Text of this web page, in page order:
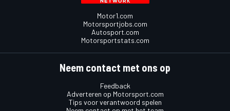
Motor1.com
Motorsportjobs.com
Autosport.com
Motorsportstats.com
Neem contact met ons op
Feedback
Adverteren op Motorsport.com
Tips voor verantwoord spelen